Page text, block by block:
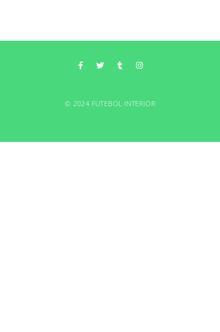
© 2024 FUTEBOL INTERIOR